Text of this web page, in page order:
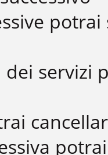
dei